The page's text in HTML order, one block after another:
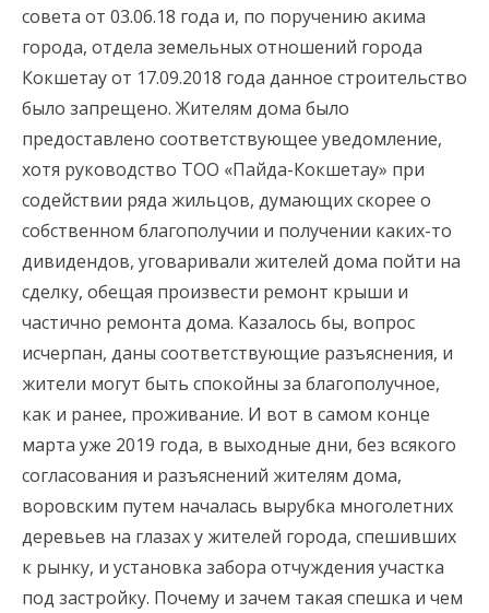
совета от 03.06.18 года и, по поручению акима
города, отдела земельных отношений города
Кокшетау от 17.09.2018 года данное строительство
было запрещено. Жителям дома было
предоставлено соответствующее уведомление,
хотя руководство ТОО «Пайда-Кокшетау» при
содействии ряда жильцов, думающих скорее о
собственном благополучии и получении каких-то
дивидендов, уговаривали жителей дома пойти на
сделку, обещая произвести ремонт крыши и
частично ремонта дома. Казалось бы, вопрос
исчерпан, даны соответствующие разъяснения, и
жители могут быть спокойны за благополучное,
как и ранее, проживание. И вот в самом конце
марта уже 2019 года, в выходные дни, без всякого
согласования и разъяснений жителям дома,
воровским путем началась вырубка многолетних
деревьев на глазах у жителей города, спешивших
к рынку, и установка забора отчуждения участка
под застройку. Почему и зачем такая спешка и чем